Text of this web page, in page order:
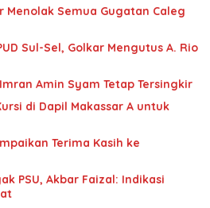
Menolak Semua Gugatan Caleg
Sul-Sel, Golkar Mengutus A. Rio
Amin Syam Tetap Tersingkir
di Dapil Makassar A untuk
Terima Kasih ke
PSU, Akbar Faizal: Indikasi